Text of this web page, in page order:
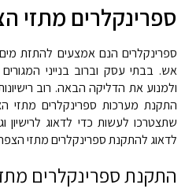
ספרינקלרים מתזי
ספרינקלרים הנם אמצעים להתזת
אש. בבתי עסק וברוב בנייני
ולמנוע את הדליקה הבאה. רוב
התקנת מערכות ספרינקלרים
שתצטרכו לעשות כדי לדאוג
לדאוג להתקנת ספרינקלרים מתזי
התקנת ספרינקלרים